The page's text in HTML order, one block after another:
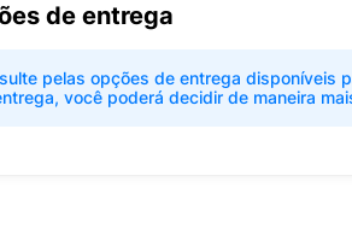
de entrega
pelas opções de entrega disponíveis
você poderá decidir de maneira